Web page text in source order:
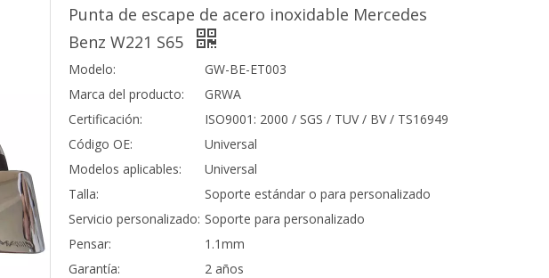
Punta de escape de acero inoxidable Mercedes
Benz W221 S65
Modelo:
GW-BE-ET003
Marca del producto:
GRWA
Certificación:
ISO9001: 2000 / SGS / TUV / BV / TS16949
Código OE:
Universal
Modelos aplicables:
Universal
Talla:
Soporte estándar o para personalizado
Servicio personalizado: Soporte para personalizado
Pensar:
1.1mm
Garantía:
2 años